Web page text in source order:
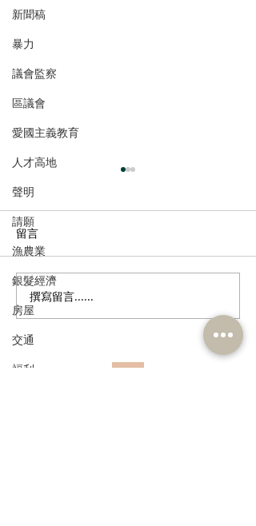
新聞稿
暴力
議會監察
區議會
愛國主義教育
人才高地
聲明
請願
漁農業
銀髮經濟
房屋
交通
福利
港區全國人大代表團考察
安徽涇縣，調研紅色文化
留言
撰寫留言......